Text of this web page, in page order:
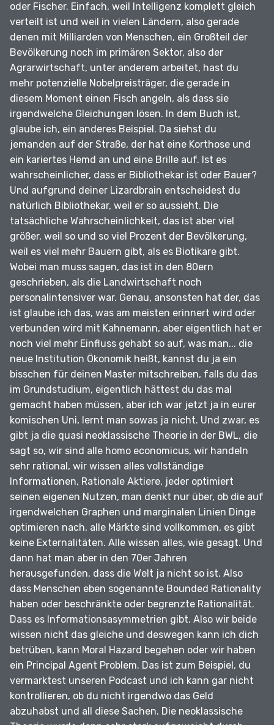
oder Fischer. Einfach, weil Intelligenz komplett gleich
verteilt ist und weil in vielen Ländern, also gerade
denen mit Milliarden von Menschen, ein Großteil der
Bevölkerung noch im primären Sektor, also der
Agrarwirtschaft, unter anderem arbeitet, hast du
mehr potenzielle Nobelpreisträger, die gerade in
diesem Moment einen Fisch angeln, als dass sie
irgendwelche Gleichungen lösen. In dem Buch ist,
glaube ich, ein anderes Beispiel. Da siehst du
jemanden auf der Straße, der hat eine Korthose und
ein kariertes Hemd an und eine Brille auf. Ist es
wahrscheinlicher, dass er Bibliothekar ist oder Bauer?
Und aufgrund deiner Lizardbrain entscheidest du
natürlich Bibliothekar, weil er so aussieht. Die
tatsächliche Wahrscheinlichkeit, das ist aber viel
größer, weil so und so viel Prozent der Bevölkerung,
weil es viel mehr Bauern gibt, als es Biotikare gibt.
Wobei man muss sagen, das ist in den 80ern
geschrieben, als die Landwirtschaft noch
personalintensiver war. Genau, ansonsten hat der, das
ist glaube ich das, was am meisten erinnert wird oder
verbunden wird mit Kahnemann, aber eigentlich hat er
noch viel mehr Einfluss gehabt so auf, was man... die
neue Institution Ökonomik heißt, kannst du ja ein
bisschen für deinen Master mitschreiben, falls du das
im Grundstudium, eigentlich hättest du das mal
gemacht haben müssen, aber ich war jetzt ja in eurer
komischen Uni, lernt man sowas ja nicht. Und zwar, es
gibt ja die quasi neoklassische Theorie in der BWL, die
sagt so, wir sind alle homo economicus, wir handeln
sehr rational, wir wissen alles vollständige
Informationen, Rationale Aktiere, jeder optimiert
seinen eigenen Nutzen, man denkt nur über, ob die auf
irgendwelchen Graphen und marginalen Linien Dinge
optimieren nach, alle Märkte sind vollkommen, es gibt
keine Externalitäten. Alle wissen alles, wie gesagt. Und
dann hat man aber in den 70er Jahren
herausgefunden, dass die Welt ja nicht so ist. Also
dass Menschen eben sogenannte Bounded Rationality
haben oder beschränkte oder begrenzte Rationalität.
Dass es Informationsasymmetrien gibt. Also wir beide
wissen nicht das gleiche und deswegen kann ich dich
betrüben, kann Moral Hazard begehen oder wir haben
ein Principal Agent Problem. Das ist zum Beispiel, du
vermarktest unseren Podcast und ich kann gar nicht
kontrollieren, ob du nicht irgendwo das Geld
abzuhabst und all diese Sachen. Die neoklassische